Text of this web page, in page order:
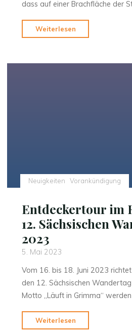
dass auf einer Brachfläche der
Weiterlesen
„Forum
Wetter“"
Neuigkeiten Vorankündigung
Entdeckertour im
12. Sächsischen
2023
5. Mai 2023
Vom 16. bis 18. Juni 2023
den 12. Sächsischen
Motto „Läuft in Grimma“
Weiterlesen
im